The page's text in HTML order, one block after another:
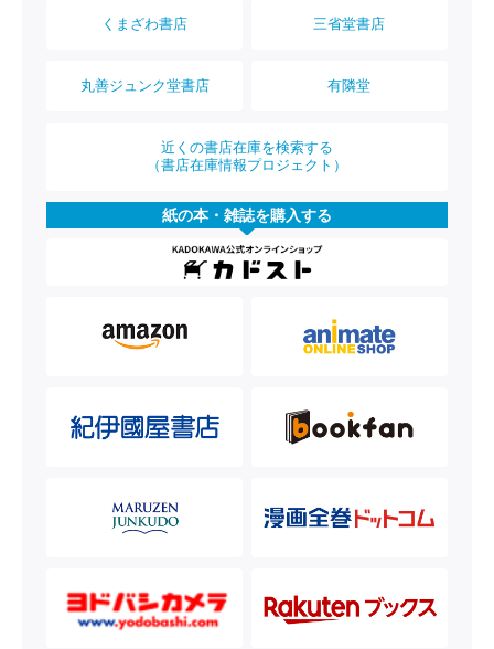
くまざわ書店 三省堂書店
丸善ジュンク堂書店 有隣堂
近くの書店在庫を検索する
（書店在庫情報プロジェクト）
紙の本・雑誌を購入する